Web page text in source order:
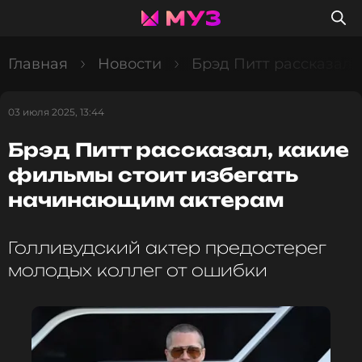
Главная Новости Брэд Питт
03 июля 2025, 13:44
Брэд Питт рассказал, какие
фильмы стоит избегать
начинающим актерам
Голливудский актер предостерег
молодых коллег от ошибки